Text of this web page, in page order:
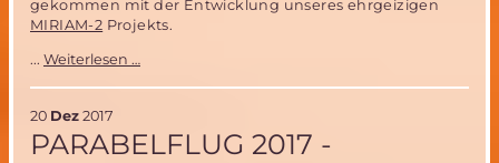
gekommen mit der Entwicklung unseres ehrgeizigen
MIRIAM-2 Projekts.
... Weiterlesen …
20 Dez 2017
PARABELFLUG 2017 -